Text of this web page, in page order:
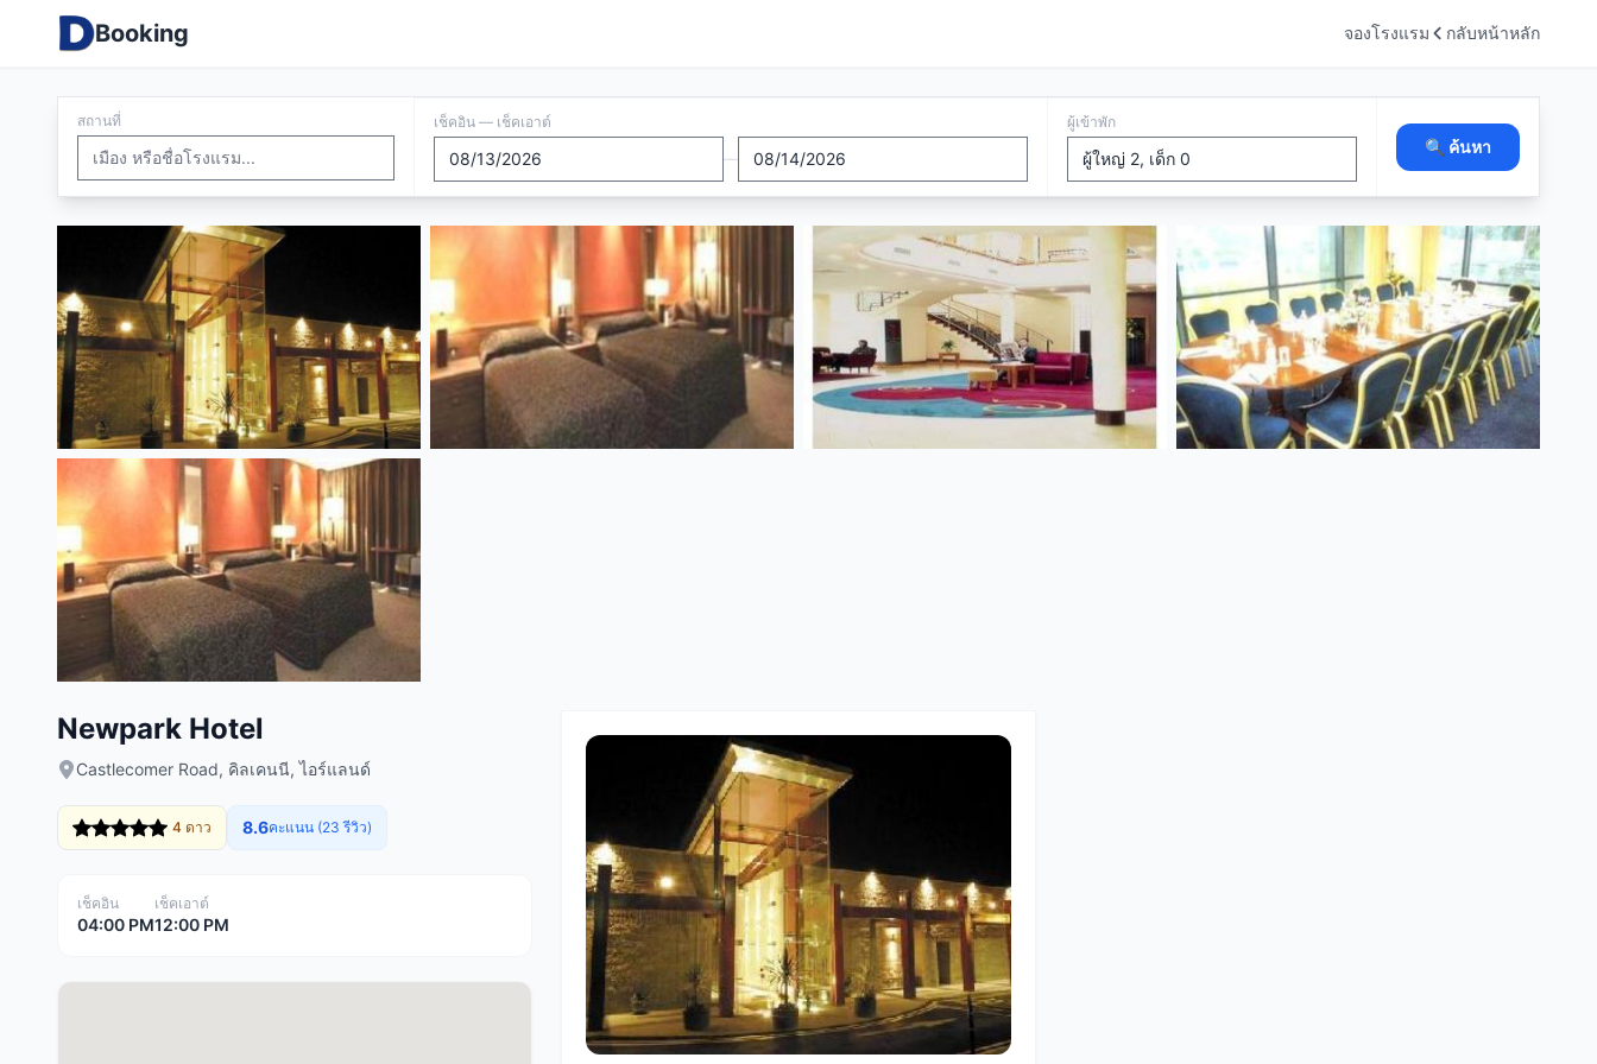
Booking จองโรงแรม กลับหน้าหลัก
สถานที่ เช็คอิน — เช็คเอาต์
—
ผู้เข้าพัก
🔍 ค้นหา
Newpark Hotel
Castlecomer Road, คิลเคนนี, ไอร์แลนด์
4 ดาว 8.6คะแนน (23 รีวิว)
เช็คอิน
04:00 PM
เช็คเอาต์
12:00 PM